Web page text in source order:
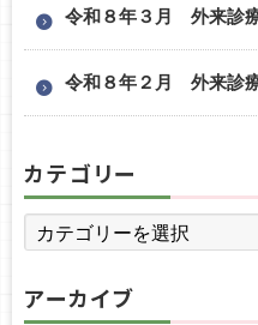
令和８年３月 外来診
令和８年２月 外来診
カテゴリー
アーカイブ